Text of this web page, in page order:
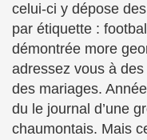
celui-ci y dépose
par étiquette :
démontrée more
adressez vous à des
des mariages.
du le journal d’une
chaumontais. Mais